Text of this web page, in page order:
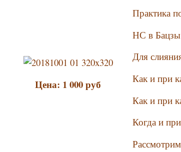
Цена: 1 000 руб
Практика
НС в Бацзы
Для
Как и при
Как и при
Когда и